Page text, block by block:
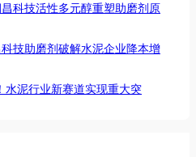
科技活性多元醇重塑助磨剂原
技助磨剂破解水泥企业降本增
水泥行业新赛道实现重大突